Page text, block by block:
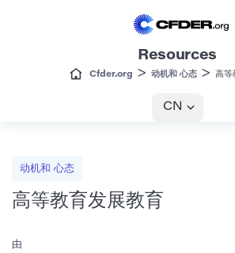
Resources
Cfder.org > 动机和 心态 > 高等
CN
动机和 心态
高等教育发展教育
由